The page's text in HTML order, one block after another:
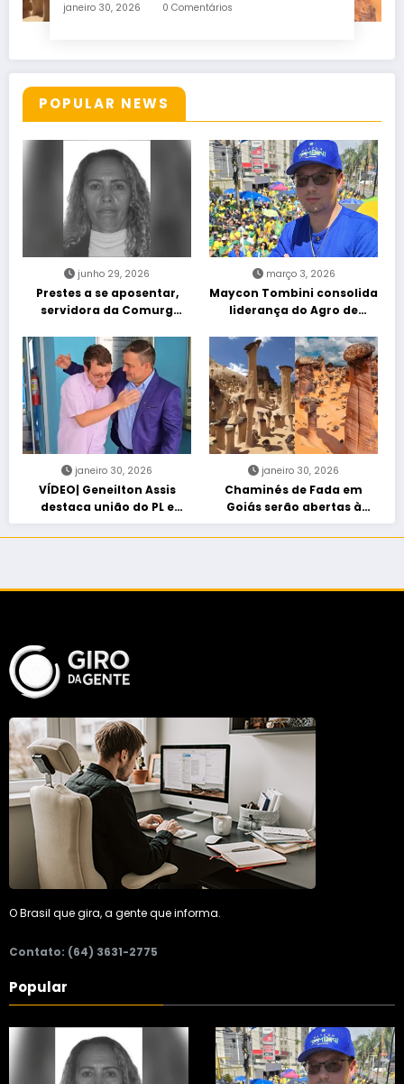
janeiro 30, 2026 0 Comentários
POPULAR NEWS
junho 29, 2026
Prestes a se aposentar,
servidora da Comurg
entra em protocolo de
morte encefálica
março 3, 2026
Maycon Tombini consolida
liderança do Agro de
“Acorda Brasil” em Goiânia
janeiro 30, 2026
VÍDEO| Geneilton Assis
destaca união do PL e
consolidação de apoio a
Maycon Tombini em Jataí
janeiro 30, 2026
Chaminés de Fada em
Goiás serão abertas à
visitação controlada
O Brasil que gira, a gente que informa.
Contato: (64) 3631-2775
Popular